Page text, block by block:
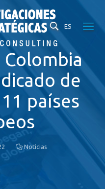
ES
Colombia
de
países
Noticias